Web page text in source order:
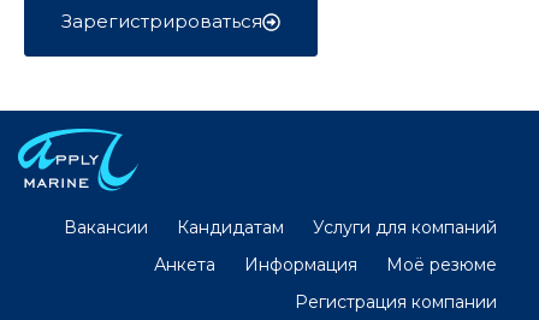
Зарегистрироваться
Вакансии Кандидатам
Услуги для компаний
Анкета
Информация
Моё резюме
Регистрация компании